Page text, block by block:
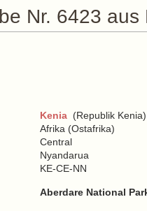
Nr. 6423 aus
Kenia (Republik Kenia)
Afrika (Ostafrika)
Central
Nyandarua
KE-CE-NN
Aberdare National